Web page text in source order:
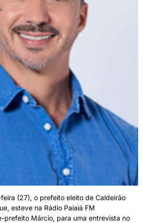
(27), o prefeito eleito de Caldeirão
esteve na Rádio Paiaiá FM
prefeito Márcio, para uma entrevista no